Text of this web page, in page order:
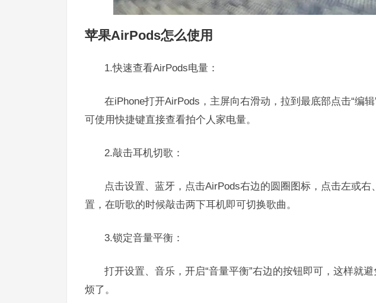
苹果AirPods怎么使用
1.快速查看AirPods电量：
在iPhone打开AirPods，主屏向右滑动，拉到最底部点击“编
可使用快捷键直接查看拍个人家电量。
2.敲击耳机切歌：
点击设置、蓝牙，点击AirPods右边的圆圈图标，点击左或
置，在听歌的时候敲击两下耳机即可切换歌曲。
3.锁定音量平衡：
打开设置、音乐，开启“音量平衡”右边的按钮即可，这样就
烦了。